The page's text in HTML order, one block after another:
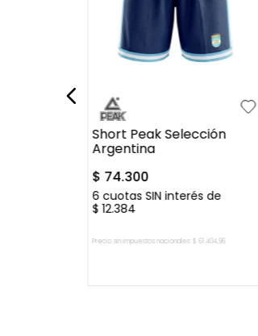
XXL
Short Peak Selección
Argentina
$ 74.300
6cuotas SIN interés de
$ 12.384
Precio sin impuestos nacionales: $ 61 404, 96